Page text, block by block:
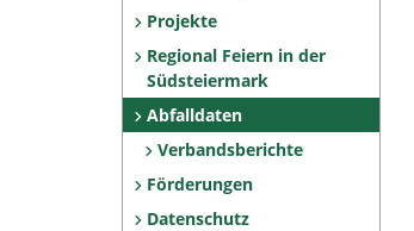
Projekte
Regional Feiern in der
Südsteiermark
Abfalldaten
Verbandsberichte
Förderungen
Datenschutz